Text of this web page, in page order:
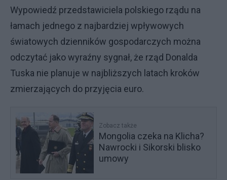
Wypowiedź przedstawiciela polskiego rządu na
łamach jednego z najbardziej wpływowych
światowych dzienników gospodarczych można
odczytać jako wyraźny sygnał, że rząd Donalda
Tuska nie planuje w najbliższych latach kroków
zmierzających do przyjęcia euro.
Zobacz także
Mongolia czeka na Klicha?
Nawrocki i Sikorski blisko
umowy